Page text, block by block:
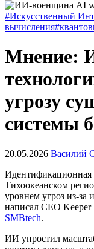
#Искусственный
вычисления
Мнение:
угрозу
системы
20.05.2026 Василий
Идентификационная
Тихоокеанском
уровнем угроз из-за
написал CEO
SMBtech.
ИИ упростил